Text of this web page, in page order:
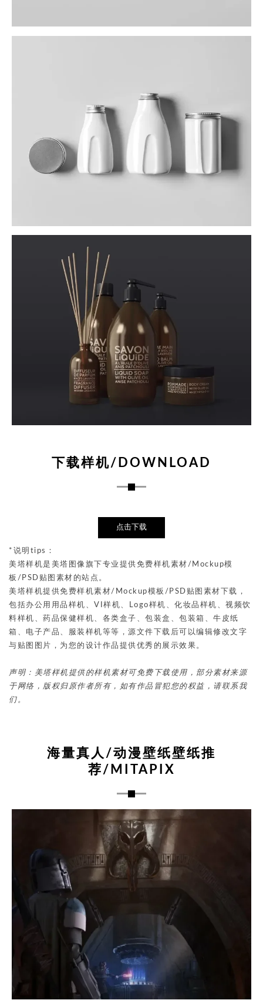
下载样机/DOWNLOAD
点击下载
*说明tips：
美塔样机是美塔图像旗下专业提供免费样机素材/Mockup模
板/PSD贴图素材的站点。
美塔样机提供免费样机素材/Mockup模板/PSD贴图素材下载，
包括办公用用品样机、VI样机、Logo样机、化妆品样机、视频饮
料样机、药品保健样机、各类盒子、包装盒、包装箱、牛皮纸
箱、电子产品、服装样机等等，源文件下载后可以编辑修改文字
与贴图图片，为您的设计作品提供优秀的展示效果。
声明：美塔样机提供的样机素材可免费下载使用，部分素材来源
于网络，版权归原作者所有，如有作品冒犯您的权益，请联系我
们。
海量真人/动漫壁纸壁纸推
荐/MITAPIX